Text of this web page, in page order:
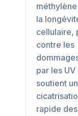
la
cellulaire,
contre les
par les UV
soutient
rapide